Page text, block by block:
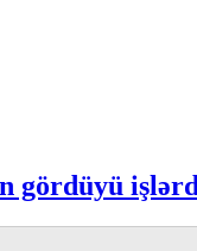
gördüyü